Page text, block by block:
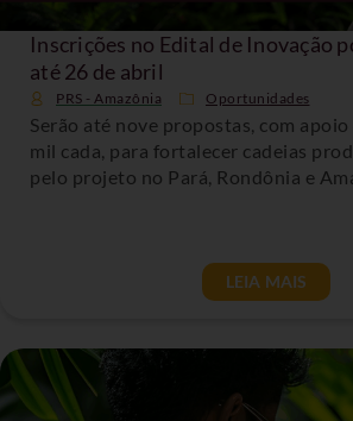
Inscrições no Edital de Inovação
até 26 de abril
PRS - Amazônia Oportunidades
Serão até nove propostas, com
mil cada, para fortalecer cadeias
pelo projeto no Pará, Rondônia e
LEIA MAIS